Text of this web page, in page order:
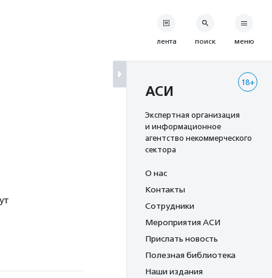
лента поиск меню
18+
АСИ
Экспертная организация
и информационное
агентство некоммерческого
сектора
О нас
Контакты
Сотрудники
Мероприятия АСИ
Прислать новость
Полезная библиотека
Наши издания